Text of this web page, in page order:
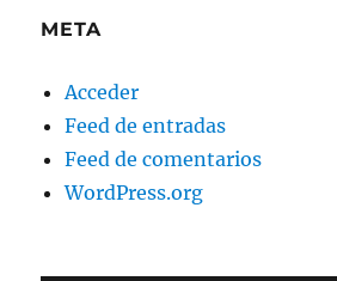
META
Acceder
Feed de entradas
Feed de comentarios
WordPress.org